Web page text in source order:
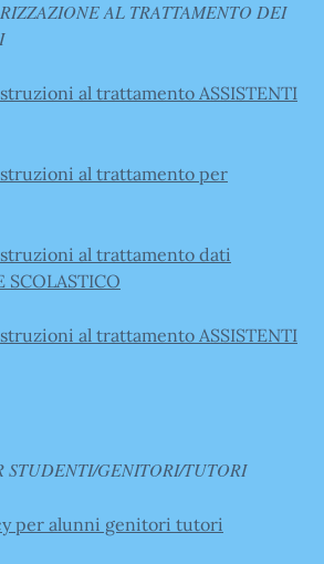
AL TRATTAMENTO DEI
al trattamento ASSISTENTI
al trattamento per
al trattamento dati
SCOLASTICO
al trattamento ASSISTENTI
STUDENTI/GENITORI/TUTORI
per alunni genitori tutori